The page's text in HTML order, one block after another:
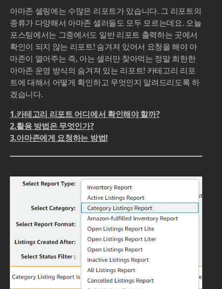
아마존 셀링에는 수많은 리포트가 있습니다. 그 리포트의
종류가 다양해서 아마존 셀러들도 모두 모르는데요. 오늘
포스팅에서는 그중에서도 일반 리포트 출력하는 곳에서
확인이 되지 않는 리포트! 숨겨져 있어서 요청을 해야 아
마존이 열어주는 즉, 아는 셀러만 찾아먹는 정말 희한한
아마존 운영 방식의 숨겨져 있는 리포트! 카테고리 리포
트에 대해서 어떻게 확인하고 무엇인지 알려드리도록 하
겠습니다.
1.카테고리 리포트 어디에서 확인해야 할까?
2.활용 방법은 무엇인가?
3.아마존에게 요청하는 방법!